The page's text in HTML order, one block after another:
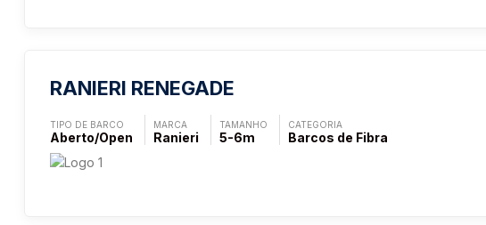
RANIERI RENEGADE
TIPO DE BARCO
Aberto/Open
MARCA
Ranieri
TAMANHO
5-6m
CATEGORIA
Barcos de Fibra